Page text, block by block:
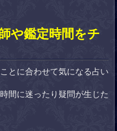
や鑑定時間をチ
とに合わせて気になる占い
間に迷ったり疑問が生じた